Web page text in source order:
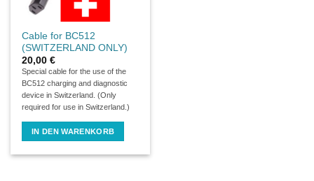
Cable for BC512
(SWITZERLAND ONLY)
20,00€
Special cable for the use of the
BC512 charging and diagnostic
device in Switzerland. (Only
required for use in Switzerland.)
IN DEN WARENKORB